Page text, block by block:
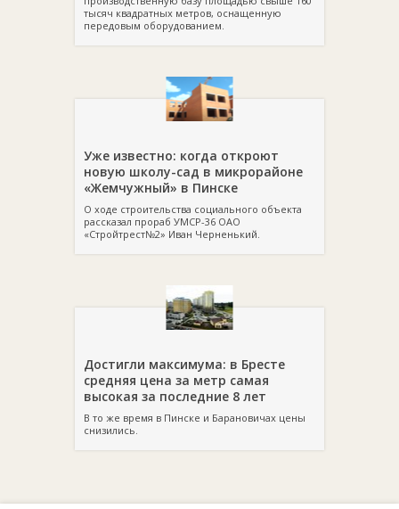
тысяч квадратных метров, оснащенную
передовым оборудованием.
Уже известно: когда откроют
новую школу-сад в микрорайоне
«Жемчужный» в Пинске
О ходе строительства социального объекта
рассказал прораб УМСР-36 ОАО
«Стройтрест№2» Иван Черненький.
Достигли максимума: в Бресте
средняя цена за метр самая
высокая за последние 8 лет
В то же время в Пинске и Барановичах цены
снизились.